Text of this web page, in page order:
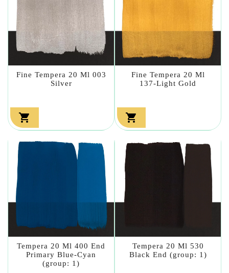
Fine Tempera 20 Ml 003
Silver

Fine Tempera 20 Ml
137-Light Gold

Tempera 20 Ml 400 End
Primary Blue-Cyan
(group: 1)
Tempera 20 Ml 530
Black End (group: 1)